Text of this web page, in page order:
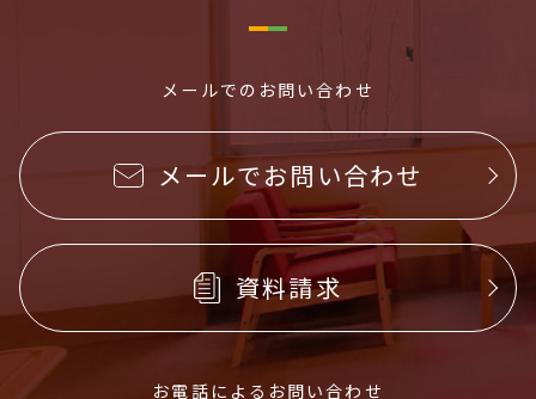
メールでのお問い合わせ
メールでお問い合わせ
資料請求
お電話によるお問い合わせ